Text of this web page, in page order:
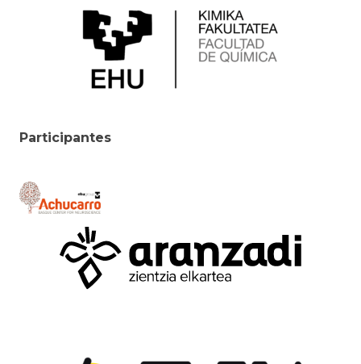
Participantes